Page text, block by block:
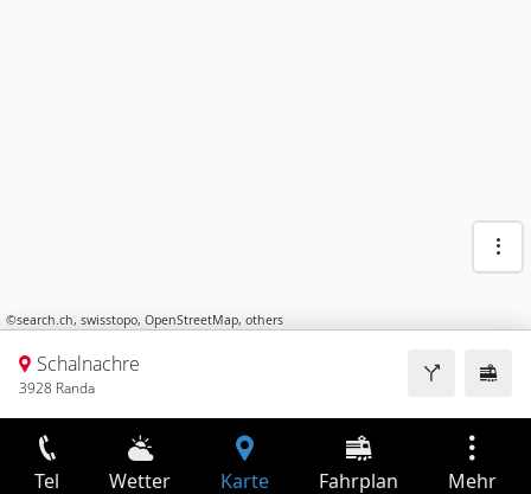
©search.ch, swisstopo, OpenStreetMap, others
Schalnachre
3928 Randa
Tel Wetter Karte Fahrplan Mehr